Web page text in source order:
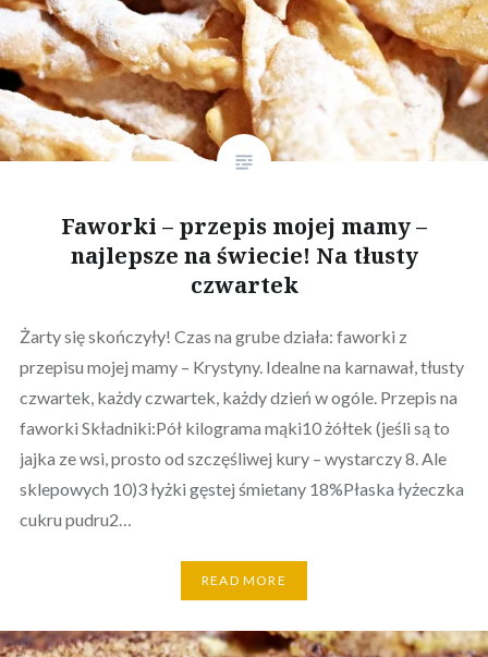
Faworki – przepis mojej mamy –
najlepsze na świecie! Na tłusty
czwartek
Żarty się skończyły! Czas na grube działa: faworki z
przepisu mojej mamy – Krystyny. Idealne na karnawał, tłusty
czwartek, każdy czwartek, każdy dzień w ogóle. Przepis na
faworki Składniki:Pół kilograma mąki10 żółtek (jeśli są to
jajka ze wsi, prosto od szczęśliwej kury – wystarczy 8. Ale
sklepowych 10)3 łyżki gęstej śmietany 18%Płaska łyżeczka
cukru pudru2…
READ MORE